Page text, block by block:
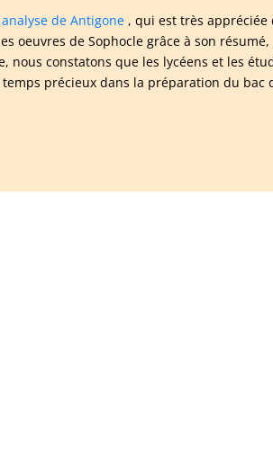
analyse de Antigone , qui est très
oeuvres de Sophocle grâce à son
nous constatons que les lycéens et les
précieux dans la préparation du bac